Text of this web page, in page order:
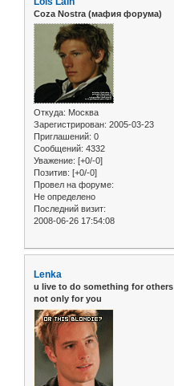
Coza Nostra (мафия форума)
Откуда: Москва
Зарегистрирован: 2005-03-23
Приглашений: 0
Сообщений: 4332
Уважение: [+0/-0]
Позитив: [+0/-0]
Провел на форуме:
Не определено
Последний визит:
2008-06-26 17:54:08
Lenka
u live to do something for others
not only for you